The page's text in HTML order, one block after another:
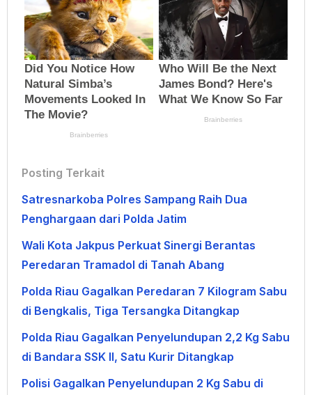
Posting Terkait
Satresnarkoba Polres Sampang Raih Dua
Penghargaan dari Polda Jatim
Wali Kota Jakpus Perkuat Sinergi Berantas
Peredaran Tramadol di Tanah Abang
Polda Riau Gagalkan Peredaran 7 Kilogram Sabu
di Bengkalis, Tiga Tersangka Ditangkap
Polda Riau Gagalkan Penyelundupan 2,2 Kg Sabu
di Bandara SSK II, Satu Kurir Ditangkap
Polisi Gagalkan Penyelundupan 2 Kg Sabu di